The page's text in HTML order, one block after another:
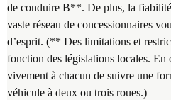
de conduire B**. De plus, la fiabilité
vaste réseau de concessionnaires
d’esprit. (** Des limitations et
fonction des législations locales. En
vivement à chacun de suivre une
véhicule à deux ou trois roues.)